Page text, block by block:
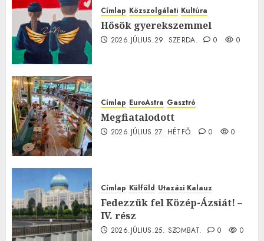
Címlap Közszolgálati Kultúra
Hősök gyerekszemmel
2026.JÚLIUS.29. SZERDA. 0 0
Címlap EuroAstra Gasztró
Megfiatalodott
2026.JÚLIUS.27. HÉTFŐ. 0 0
Címlap Külföld Utazási Kalauz
Fedezzük fel Közép-Ázsiát! –
IV. rész
2026.JÚLIUS.25. SZOMBAT. 0 0